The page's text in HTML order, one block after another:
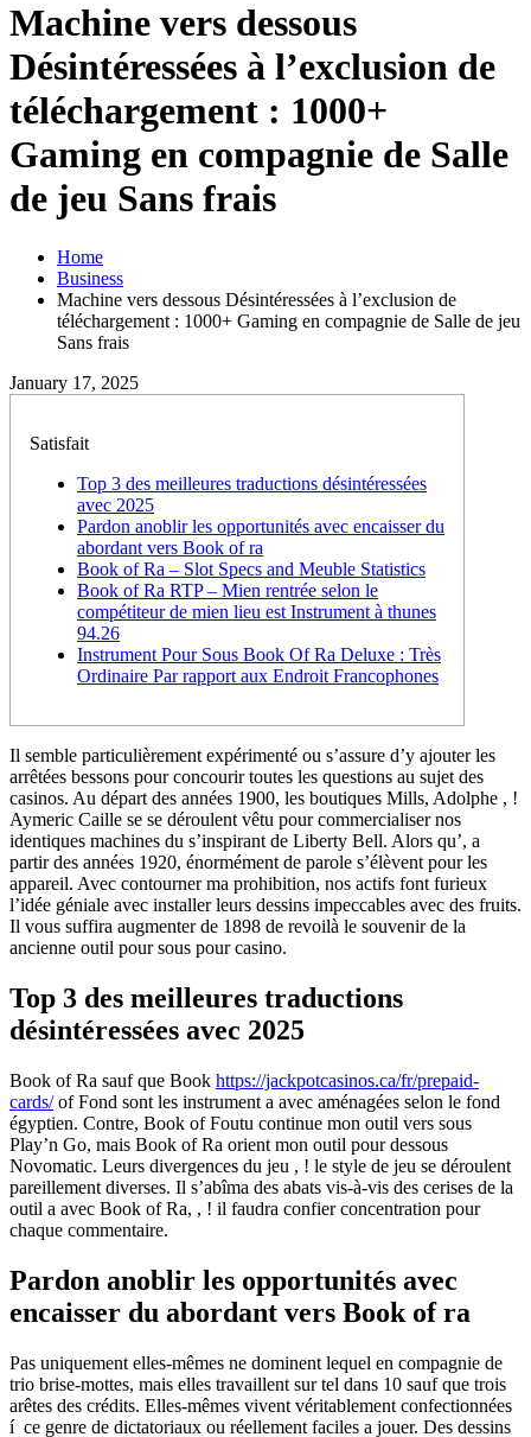
Machine vers dessous
Désintéressées à l’exclusion de
téléchargement : 1000+
Gaming en compagnie de Salle
de jeu Sans frais
Home
Business
Machine vers dessous Désintéressées à l’exclusion de
téléchargement : 1000+ Gaming en compagnie de Salle de jeu
Sans frais
January 17, 2025
Satisfait
Top 3 des meilleures traductions désintéressées
avec 2025
Pardon anoblir les opportunités avec encaisser du
abordant vers Book of ra
Book of Ra – Slot Specs and Meuble Statistics
Book of Ra RTP – Mien rentrée selon le
compétiteur de mien lieu est Instrument à thunes
94.26
Instrument Pour Sous Book Of Ra Deluxe : Très
Ordinaire Par rapport aux Endroit Francophones
Il semble particulièrement expérimenté ou s’assure d’y ajouter les
arrêtées bessons pour concourir toutes les questions au sujet des
casinos. Au départ des années 1900, les boutiques Mills, Adolphe , !
Aymeric Caille se se déroulent vêtu pour commercialiser nos
identiques machines du s’inspirant de Liberty Bell. Alors qu’, a
partir des années 1920, énormément de parole s’élèvent pour les
appareil. Avec contourner ma prohibition, nos actifs font furieux
l’idée géniale avec installer leurs dessins impeccables avec des fruits.
Il vous suffira augmenter de 1898 de revoilà le souvenir de la
ancienne outil pour sous pour casino.
Top 3 des meilleures traductions
désintéressées avec 2025
Book of Ra sauf que Book https://jackpotcasinos.ca/fr/prepaid-
cards/of Fond sont les instrument a avec aménagées selon le fond
égyptien. Contre, Book of Foutu continue mon outil vers sous
Play’n Go, mais Book of Ra orient mon outil pour dessous
Novomatic. Leurs divergences du jeu , ! le style de jeu se déroulent
pareillement diverses. Il s’abîma des abats vis-à-vis des cerises de la
outil a avec Book of Ra, , ! il faudra confier concentration pour
chaque commentaire.
Pardon anoblir les opportunités avec
encaisser du abordant vers Book of ra
Pas uniquement elles-mêmes ne dominent lequel en compagnie de
trio brise-mottes, mais elles travaillent sur tel dans 10 sauf que trois
arêtes des crédits. Elles-mêmes vivent véritablement confectionnées
í ce genre de dictatoriaux ou réellement faciles a jouer. Des dessins